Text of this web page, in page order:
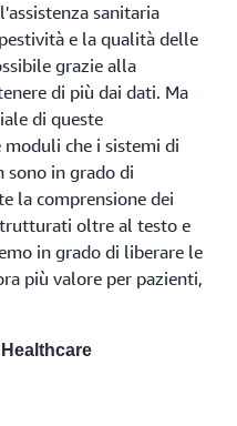
sanitaria
e la qualità delle
grazie alla
di più dai dati. Ma
di queste
che i sistemi di
in grado di
la comprensione dei
oltre al testo e
in grado di liberare le
più valore per pazienti,